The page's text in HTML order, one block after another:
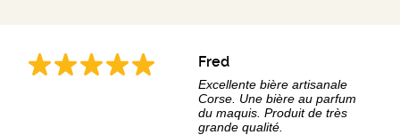
Fred
Excellente bière artisanale
Corse. Une bière au parfum
du maquis. Produit de très
grande qualité.